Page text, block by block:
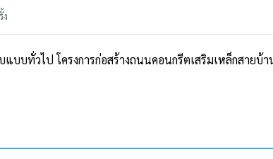
แบบทั่วไป โครงการก่อสร้างถนนคอนกรีตเสริมเหล็กสาย